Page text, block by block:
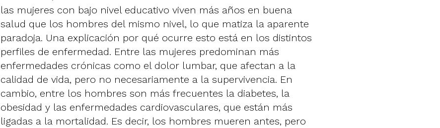
las mujeres con bajo nivel educativo viven más años en buena
salud que los hombres del mismo nivel, lo que matiza la aparente
paradoja. Una explicación por qué ocurre esto está en los distintos
perfiles de enfermedad. Entre las mujeres predominan más
enfermedades crónicas como el dolor lumbar, que afectan a la
calidad de vida, pero no necesariamente a la supervivencia. En
cambio, entre los hombres son más frecuentes la diabetes, la
obesidad y las enfermedades cardiovasculares, que están más
ligadas a la mortalidad. Es decir, los hombres mueren antes, pero